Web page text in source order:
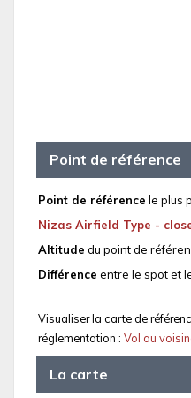
Point de référence
Point de référence le plus
Nizas Airfield Type -
Altitude du point de
Différence entre le spot et
Visualiser la carte de
réglementation : Vol au
La carte